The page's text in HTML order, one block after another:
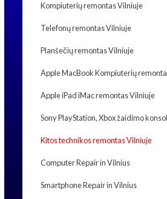
Kompiuterių remontas Vilniuje
Telefonų remontas Vilniuje
Planšečių remontas Vilniuje
Apple MacBook Kompiuterių
Apple iPad iMac remontas Vilniuje
Sony PlayStation, Xbox žaidimo
Kitos technikos remontas Vilniuje
Computer Repair in Vilnius
Smartphone Repair in Vilnius